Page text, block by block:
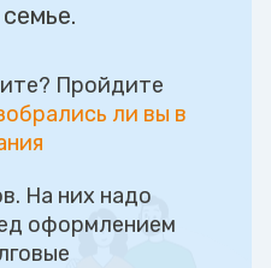
Пройдите
ли вы в
На них надо
оформлением